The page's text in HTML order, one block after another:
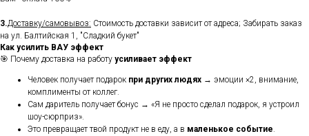
3.Доставку/самовывоз: Стоимость доставки зависит от адреса; Забирать заказ
на ул. Балтийская 1, "Сладкий букет"
Как усилить ВАУ эффект
🎯 Почему доставка на работу усиливает эффект
Человек получает подарок при других людях → эмоции ×2, внимание,
комплименты от коллег.
Сам даритель получает бонус → «Я не просто сделал подарок, я устроил
шоу-сюрприз».
Это превращает твой продукт не в еду, а в маленькое событие.